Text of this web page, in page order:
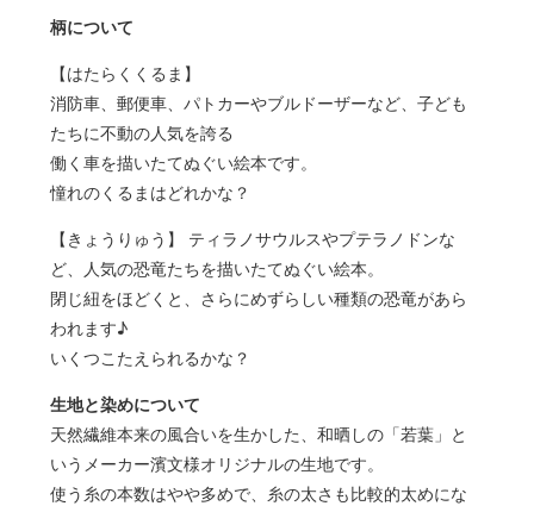
柄について
【はたらくくるま】
消防車、郵便車、パトカーやブルドーザーなど、子ども
たちに不動の人気を誇る
働く車を描いたてぬぐい絵本です。
憧れのくるまはどれかな？
【きょうりゅう】 ティラノサウルスやプテラノドンな
ど、人気の恐竜たちを描いたてぬぐい絵本。
閉じ紐をほどくと、さらにめずらしい種類の恐竜があら
われます♪
いくつこたえられるかな？
生地と染めについて
天然繊維本来の風合いを生かした、和晒しの「若葉」と
いうメーカー濱文様オリジナルの生地です。
使う糸の本数はやや多めで、糸の太さも比較的太めにな